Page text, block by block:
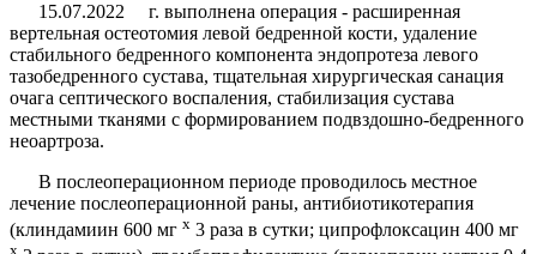
15.07.2022 г. выполнена операция - расширенная
вертельная остеотомия левой бедренной кости, удале­ние
стабильного бедренного компонента эндопротеза левого
тазобедренного сустава, тщательная хирурги­ческая санация
очага септического воспаления, стаби­лизация сустава
местными тканями с формированием подвздошно-бедренного
неоартроза.
В послеоперационном периоде проводилось мест­ное
лечение послеоперационной раны, антибио­тикотерапия
(клиндамиин 600 мг х 3 раза в сутки; ципрофлоксацин 400 мг
х